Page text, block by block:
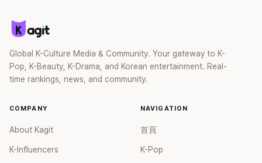
Global K-Culture Media & Community. Your gateway to K-
Pop, K-Beauty, K-Drama, and Korean entertainment. Real-
time rankings, news, and community.
COMPANY
About Kagit
K-Influencers
NAVIGATION
首頁
K-Pop